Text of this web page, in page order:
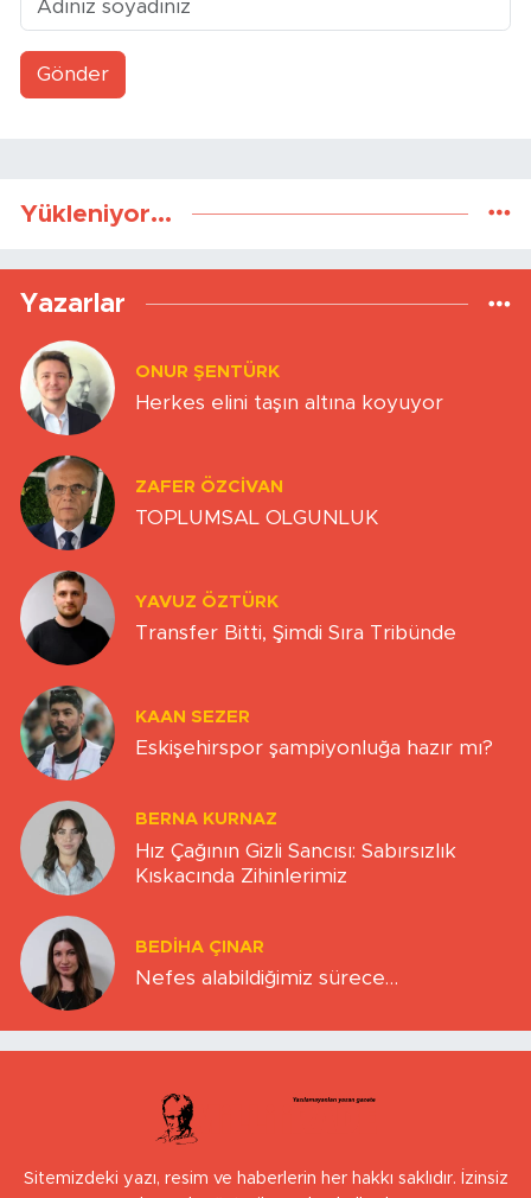
Gönder
Yükleniyor...
Yazarlar
ONUR ŞENTÜRK
Herkes elini taşın altına koyuyor
ZAFER ÖZCIVAN
TOPLUMSAL OLGUNLUK
YAVUZ ÖZTÜRK
Transfer Bitti, Şimdi Sıra Tribünde
KAAN SEZER
Eskişehirspor şampiyonluğa hazır mı?
BERNA KURNAZ
Hız Çağının Gizli Sancısı: Sabırsızlık
Kıskacında Zihinlerimiz
BEDIHA ÇINAR
Nefes alabildiğimiz sürece…
Sitemizdeki yazı, resim ve haberlerin her hakkı saklıdır. İzinsiz